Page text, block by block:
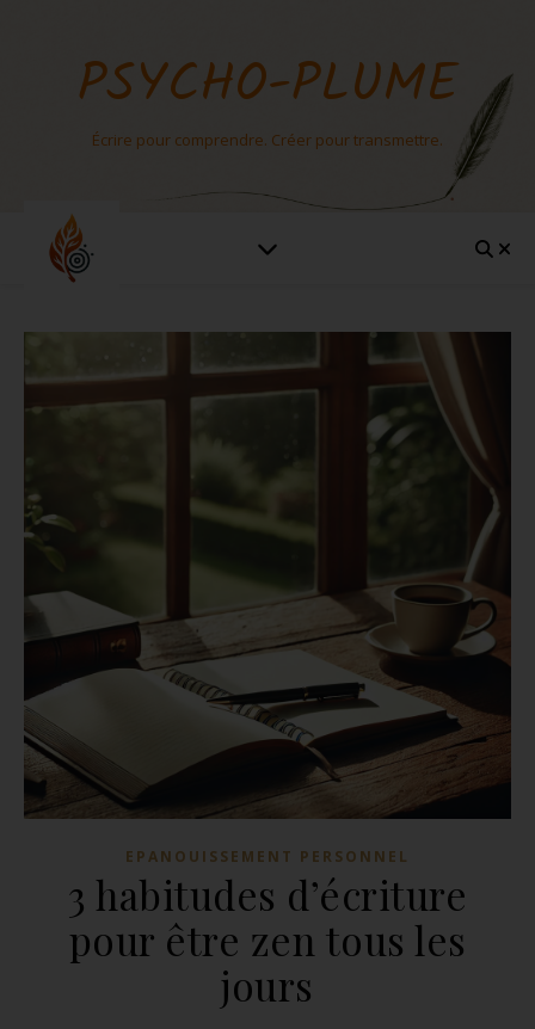
PSYCHO-PLUME
Écrire pour comprendre. Créer pour transmettre.
EPANOUISSEMENT PERSONNEL
3 habitudes d’écriture
pour être zen tous les
jours